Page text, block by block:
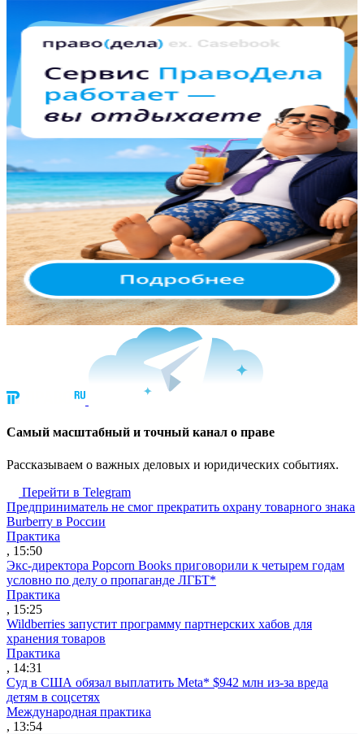
Cамый масштабный и точный канал о праве
Рассказываем о важных деловых и юридических событиях.
Перейти в Telegram
Предприниматель не смог прекратить охрану товарного знака
Burberry в России
Практика
, 15:50
Экс-директора Popcorn Books приговорили к четырем годам
условно по делу о пропаганде ЛГБТ*
Практика
, 15:25
Wildberries запустит программу партнерских хабов для
хранения товаров
Практика
, 14:31
Суд в США обязал выплатить Meta* $942 млн из-за вреда
детям в соцсетях
Международная практика
, 13:54